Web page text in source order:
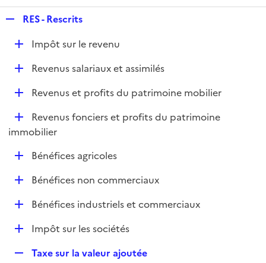
p
l
i
e
RES - Rescrits
D
r
Impôt sur le revenu
D
e
Revenus salariaux et assimilés
D
l
Revenus et profits du patrimoine mobilier
D
é
Revenus fonciers et profits du patrimoine
immobilier
DBénéfices agricoles
DBénéfices non commerciaux
DBénéfices industriels et commerciaux
DImpôt sur les sociétés
Taxe sur la valeur ajoutée